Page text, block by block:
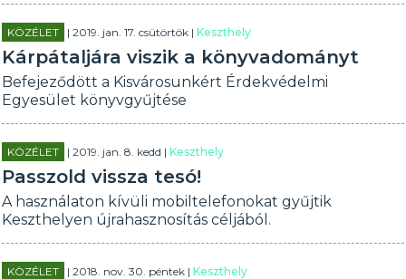
KÖZÉLET | 2019. jan. 17. csütörtök |Keszthely
Kárpátaljára viszik a könyvadományt
Befejeződött a Kisvárosunkért Érdekvédelmi
Egyesület könyvgyűjtése
KÖZÉLET | 2019. jan. 8. kedd |Keszthely
Passzold vissza tesó!
A használaton kívüli mobiltelefonokat gyűjtik
Keszthelyen újrahasznosítás céljából.
KÖZÉLET | 2018. nov. 30. péntek |Keszthely